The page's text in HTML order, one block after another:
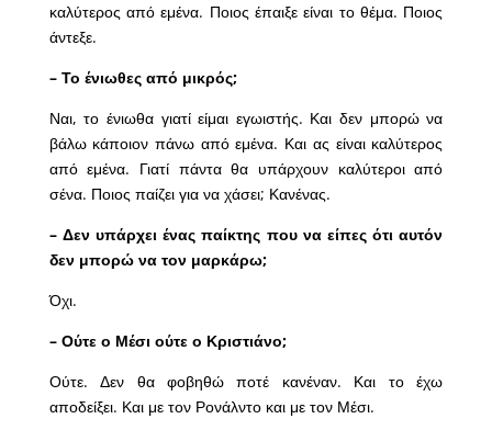
καλύτερος από εμένα. Ποιος έπαιξε είναι το θέμα. Ποιος
άντεξε.
– Το ένιωθες από μικρός;
Ναι, το ένιωθα γιατί είμαι εγωιστής. Και δεν μπορώ να
βάλω κάποιον πάνω από εμένα. Και ας είναι καλύτερος
από εμένα. Γιατί πάντα θα υπάρχουν καλύτεροι από
σένα. Ποιος παίζει για να χάσει; Κανένας.
– Δεν υπάρχει ένας παίκτης που να είπες ότι αυτόν
δεν μπορώ να τον μαρκάρω;
Όχι.
– Ούτε ο Μέσι ούτε ο Κριστιάνο;
Ούτε. Δεν θα φοβηθώ ποτέ κανέναν. Και το έχω
αποδείξει. Και με τον Ρονάλντο και με τον Μέσι.